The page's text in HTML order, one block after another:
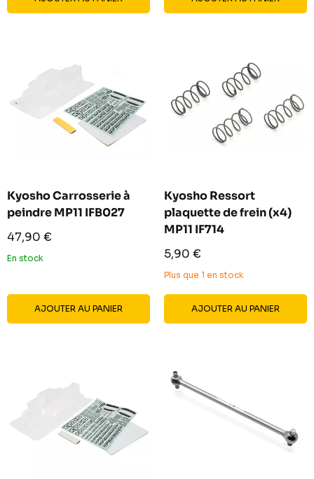
Kyosho Carrosserie à
peindre MP11 IFB027
Prix
réduit
47,90 €
En stock
AJOUTER AU PANIER
Kyosho Ressort
plaquette de frein (x4)
MP11 IF714
Prix
réduit
5,90 €
Plus que 1 en stock
AJOUTER AU PANIER